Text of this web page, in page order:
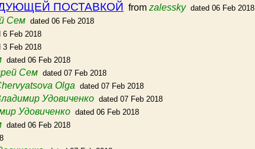
ПОСТАВКОЙ from zalessky dated 06 Feb 2018
Сем dated 06 Feb 2018
6 Feb 2018
3 Feb 2018
dated 06 Feb 2018
Сем dated 07 Feb 2018
Olga dated 07 Feb 2018
Удовиченко dated 07 Feb 2018
Удовиченко dated 06 Feb 2018
dated 06 Feb 2018